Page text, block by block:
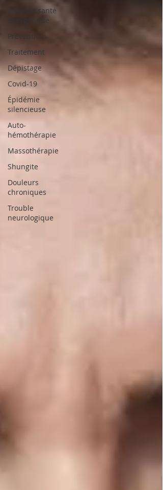
Bilan de santé
énergétique
Prévention
Traitement
Dépistage
Covid-19
Épidémie
silencieuse
Auto-
hémothérapie
Massothérapie
Shungite
Douleurs
chroniques
Trouble
neurologique